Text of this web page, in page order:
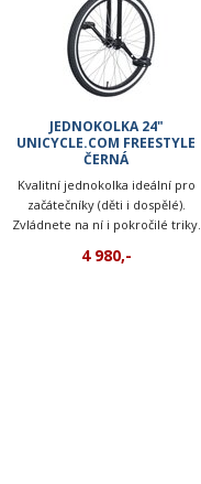
JEDNOKOLKA 24"
UNICYCLE.COM FREESTYLE
ČERNÁ
Kvalitní jednokolka ideální pro
začátečníky (děti i dospělé).
Zvládnete na ní i pokročilé triky.
4 980,-